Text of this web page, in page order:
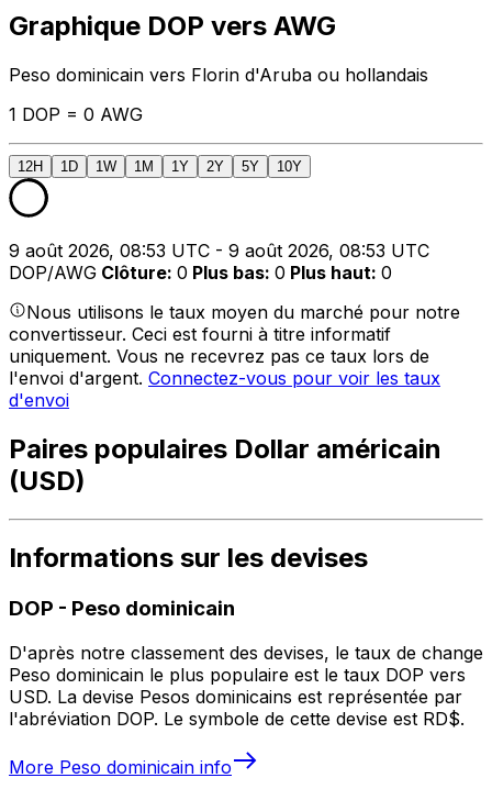
Graphique DOP vers AWG
Peso dominicain vers Florin d'Aruba ou hollandais
1 DOP = 0 AWG
12H 1D 1W 1M 1Y 2Y 5Y 10Y
9 août 2026, 08:53 UTC - 9 août 2026, 08:53 UTC
DOP/AWG Clôture: 0 Plus bas: 0 Plus haut: 0
Nous utilisons le taux moyen du marché pour notre
convertisseur. Ceci est fourni à titre informatif
uniquement. Vous ne recevrez pas ce taux lors de
l'envoi d'argent. Connectez-vous pour voir les taux
d'envoi
Paires populaires Dollar américain
(USD)
Informations sur les devises
DOP - Peso dominicain
D'après notre classement des devises, le taux de change
Peso dominicain le plus populaire est le taux DOP vers
USD. La devise Pesos dominicains est représentée par
l'abréviation DOP. Le symbole de cette devise est RD$.
More Peso dominicain info